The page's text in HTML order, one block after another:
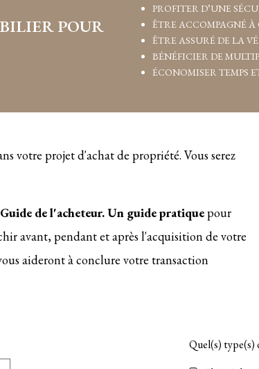
POUR
PROFITER D’UNE
ÊTRE ACCOMPAGNÉ
ÊTRE ASSURÉ DE LA
BÉNÉFICIER DE
ÉCONOMISER TEMPS
votre projet d'achat de propriété. Vous serez
Guide de l'acheteur. Un guide pratiquepour
avant, pendant et après l'acquisition de votre
aideront à conclure votre transaction
Quel(s) type(s)